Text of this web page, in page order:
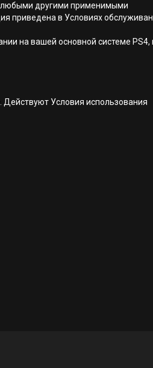
любыми другими применимыми
приведена в Условиях
на вашей основной системе PS4,
Условия использования